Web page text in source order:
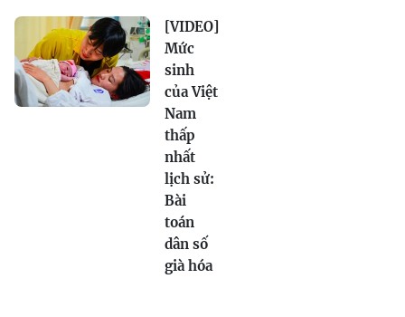
[VIDEO]
Mức
sinh
của Việt
Nam
thấp
nhất
lịch sử:
Bài
toán
dân số
già hóa